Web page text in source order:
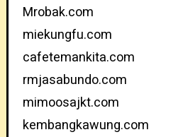
Mrobak.com
miekungfu.com
cafetemankita.com
rmjasabundo.com
mimoosajkt.com
kembangkawung.com